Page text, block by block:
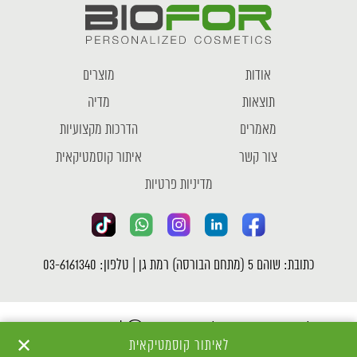
אודות
מוצרים
תוצאות
מדיה
מאמרים
הדרכות מקצועיות
צור קשר
איתור קוסמטיקאית
מדיניות פרטיות
כתובת: שוהם 5 (מתחם הבורסה) רמת גן | טלפון: 03-6161340
✕ לאיתור קוסמטיקאית